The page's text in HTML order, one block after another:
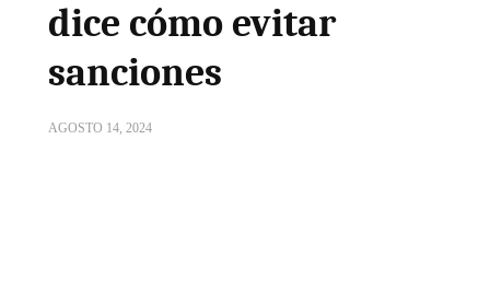
dice cómo evitar
sanciones
AGOSTO 14, 2024